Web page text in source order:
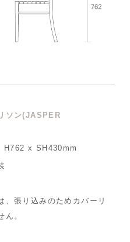
ソン(JASPER
x SH430mm
、張り込みのためカバーリ
ん。